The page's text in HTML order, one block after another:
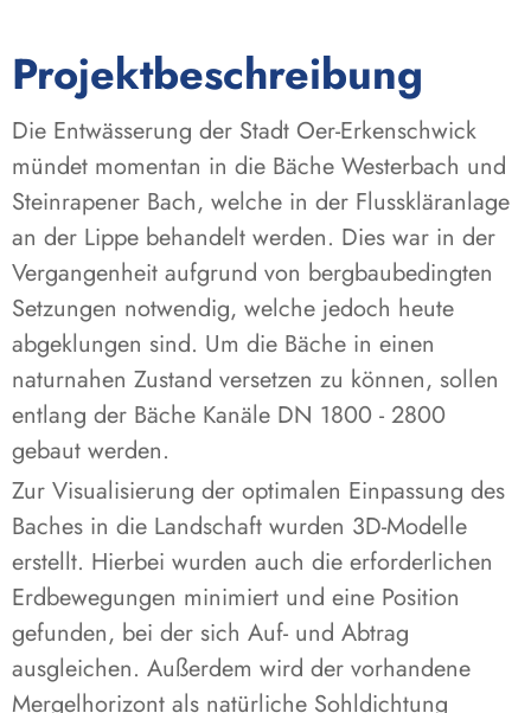
Projektbeschreibung
Die Entwässerung der Stadt Oer-Erkenschwick
mündet momentan in die Bäche Westerbach und
Steinrapener Bach, welche in der Flusskläranlage
an der Lippe behandelt werden. Dies war in der
Vergangenheit aufgrund von bergbaubedingten
Setzungen notwendig, welche jedoch heute
abgeklungen sind. Um die Bäche in einen
naturnahen Zustand versetzen zu können, sollen
entlang der Bäche Kanäle DN 1800 - 2800
gebaut werden.
Zur Visualisierung der optimalen Einpassung des
Baches in die Landschaft wurden 3D-Modelle
erstellt. Hierbei wurden auch die erforderlichen
Erdbewegungen minimiert und eine Position
gefunden, bei der sich Auf- und Abtrag
ausgleichen. Außerdem wird der vorhandene
Mergelhorizont als natürliche Sohldichtung